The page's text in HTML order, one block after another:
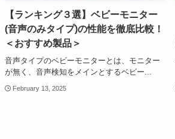
【ランキング３選】ベビーモニター
(音声のみタイプ)の性能を徹底比較！
＜おすすめ製品＞
音声タイプのベビーモニターとは、モニター
が無く、音声検知をメインとするベビー...
February 13, 2025